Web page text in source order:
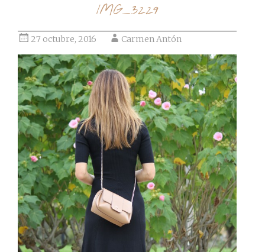
IMG_3229
27 octubre, 2016 Carmen Antón